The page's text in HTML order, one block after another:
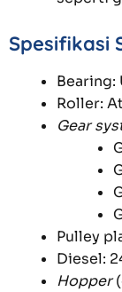
Spesifikasi
Bearing:
Roller:
Gear
Pulley
Diesel:
Hopper